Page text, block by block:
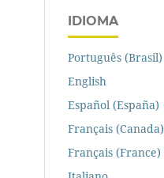
IDIOMA
Português (Brasil)
English
Español (España)
Français (Canada)
Français (France)